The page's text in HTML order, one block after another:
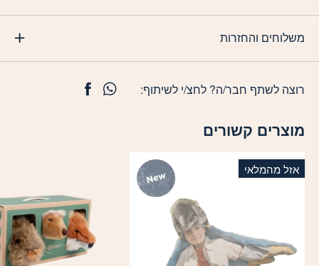
משלוחים והחזרות
רוצה לשתף חבר/ה? לחצ/י לשיתוף:
מוצרים קשורים
אזל מהמלאי